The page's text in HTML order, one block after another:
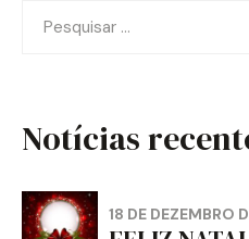
por:
Notícias
18 DE DEZEMBRO